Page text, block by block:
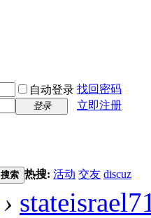
自动登录 找回密码
登录
立即注册
搜索 热搜: 活动 交友 discuz
›